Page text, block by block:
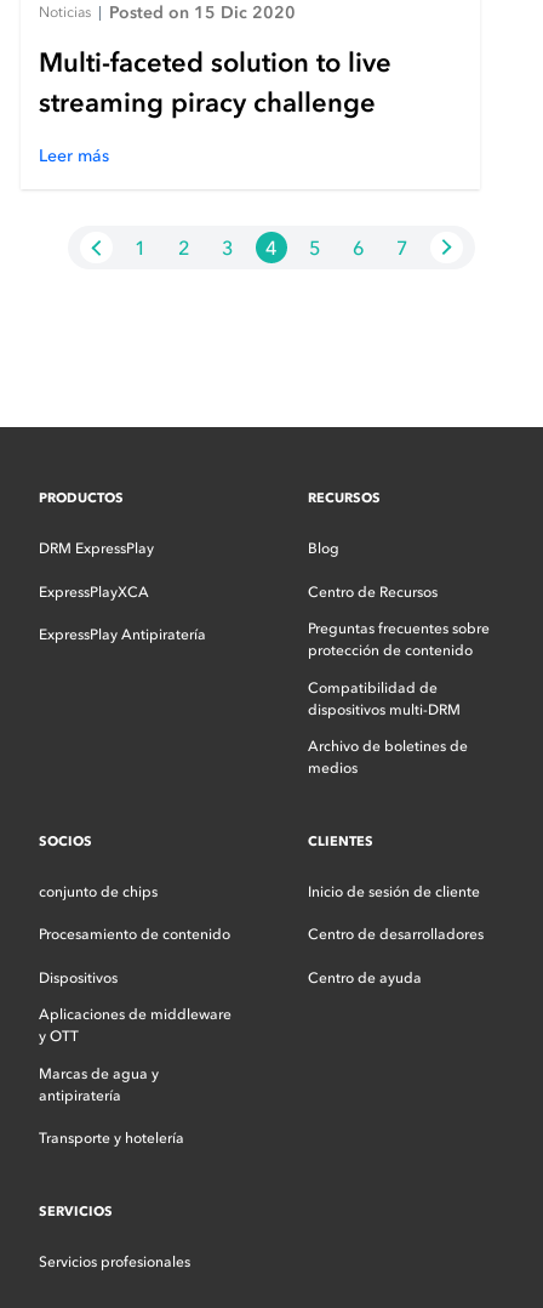
Noticias Posted on 15 Dic 2020
Multi-faceted solution to live
streaming piracy challenge
Leer más
1 2 3 4 5 6 7
PRODUCTOS
DRM ExpressPlay
ExpressPlayXCA
ExpressPlay Antipiratería
RECURSOS
Blog
Centro de Recursos
Preguntas frecuentes sobre
protección de contenido
Compatibilidad de
dispositivos multi-DRM
Archivo de boletines de
medios
SOCIOS
conjunto de chips
Procesamiento de contenido
Dispositivos
Aplicaciones de middleware
y OTT
Marcas de agua y
antipiratería
Transporte y hotelería
CLIENTES
Inicio de sesión de cliente
Centro de desarrolladores
Centro de ayuda
SERVICIOS
Servicios profesionales